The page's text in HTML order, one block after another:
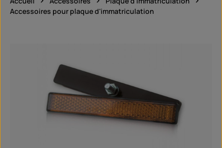
Accessoires pour plaque d'immatriculation